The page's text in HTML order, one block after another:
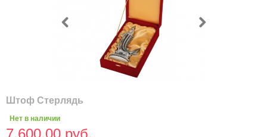
Штоф Стерлядь
Нет в наличии
7,600.00 руб.